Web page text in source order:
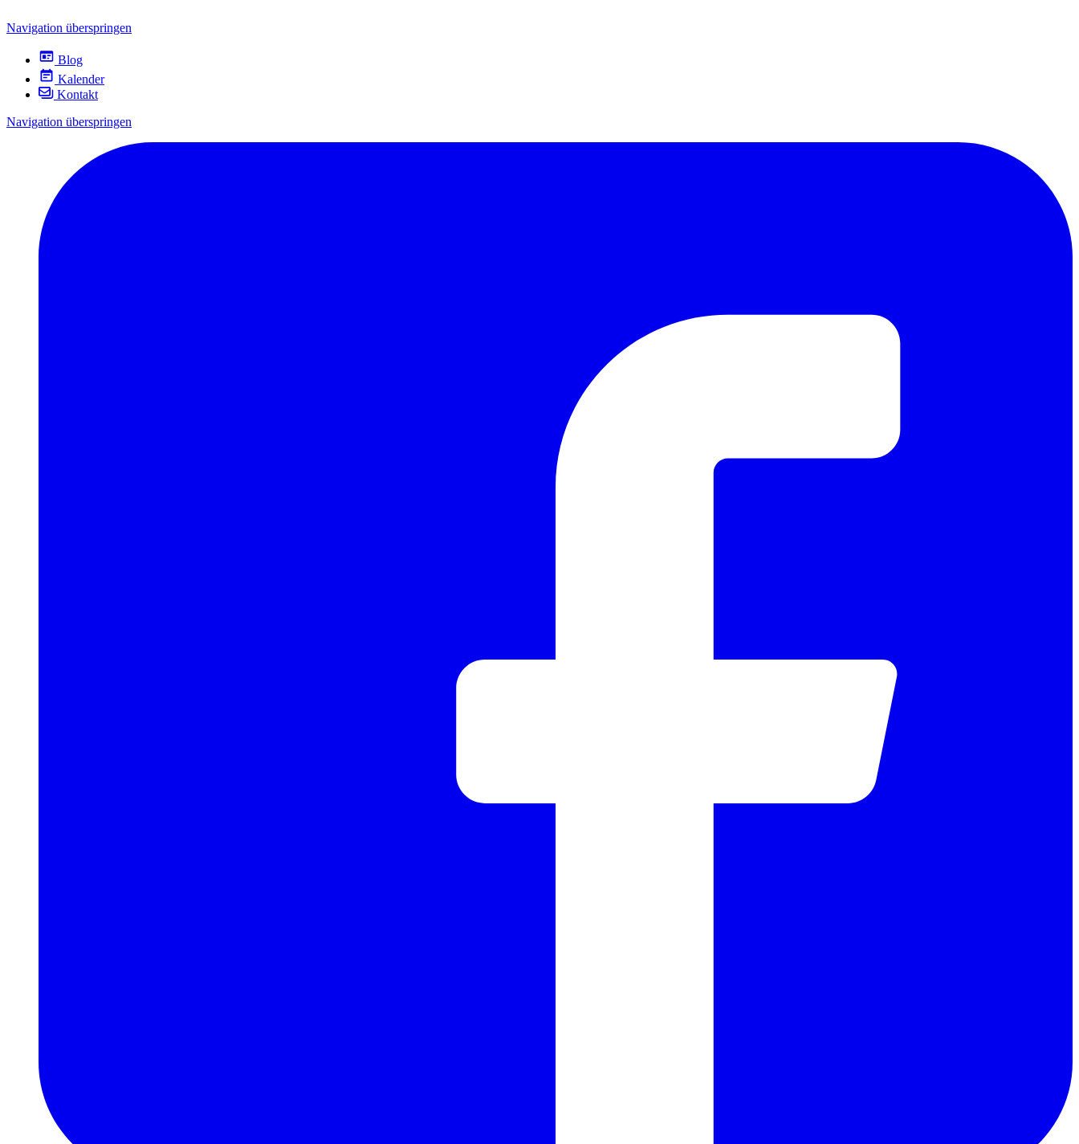
Navigation überspringen
Blog
Kalender
Kontakt
Navigation überspringen